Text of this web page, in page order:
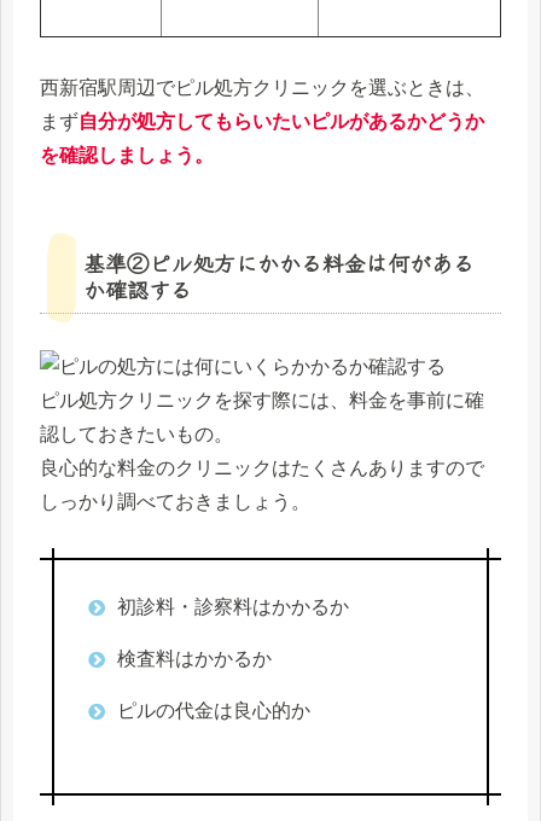
西新宿駅周辺でピル処方クリニックを選ぶときは、
まず自分が処方してもらいたいピルがあるかどうか
を確認しましょう。
基準②ピル処方にかかる料金は何がある
か確認する
ピル処方クリニックを探す際には、料金を事前に確
認しておきたいもの。
良心的な料金のクリニックはたくさんありますので
しっかり調べておきましょう。
初診料・診察料はかかるか
検査料はかかるか
ピルの代金は良心的か